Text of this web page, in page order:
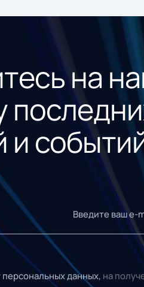
на
и
персональных данных, на